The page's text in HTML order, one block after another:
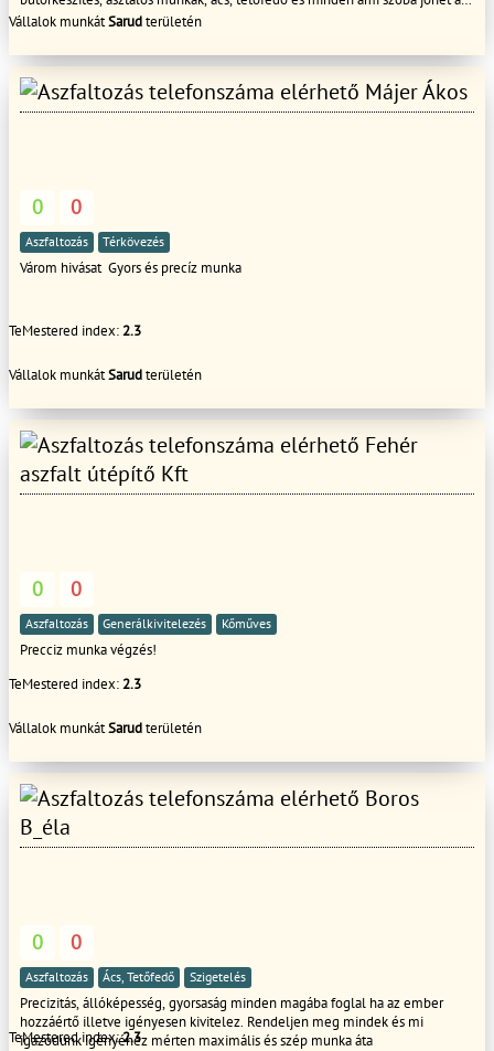
lakásfelújítás során ill útépítéssel, arról a csapatunk összefogva
Természetesen nem azért tudunk elvállalni komplex munkákat, mert egy
ember ért mindenhez, hanem mert minden szakterületre megkerestük a
megfelelő szakembert. hívjon bizalommal
Vállalok munkátSarudterületén
Májer Ákos
0 0
Aszfaltozás Térkövezés
Várom hivásat Gyors és precíz munka
TeMestered index:2.3
Vállalok munkátSarudterületén
Fehér
aszfalt útépítő Kft
0 0
Aszfaltozás Generálkivitelezés Kőműves
Precciz munka végzés!
TeMestered index:2.3
Vállalok munkátSarudterületén
Boros
B_éla
0 0
Aszfaltozás Ács, Tetőfedő Szigetelés
Precizitás, állóképesség, gyorsaság minden magába foglal ha az ember
hozzáértő illetve igényesen kivitelez. Rendeljen meg mindek és mi
igazodunk igényéhez mérten maximális és szép munka áta
TeMestered index:2.3